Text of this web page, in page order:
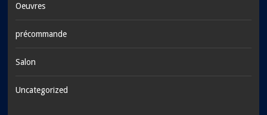
Oeuvres
précommande
Salon
Uncategorized